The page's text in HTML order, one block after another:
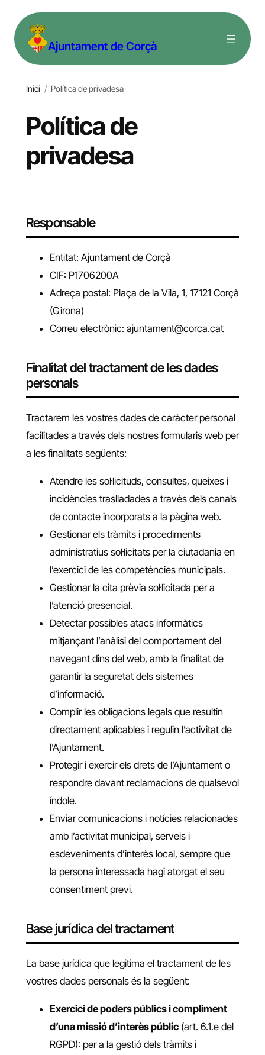
contingut Ajuntament de Corçà
Inici / Política de privadesa
Política de
privadesa
Responsable
Entitat: Ajuntament de Corçà
CIF: P1706200A
Adreça postal: Plaça de la Vila, 1, 17121 Corçà
(Girona)
Correu electrònic: ajuntament@corca.cat
Finalitat del tractament de les dades
personals
Tractarem les vostres dades de caràcter personal
facilitades a través dels nostres formularis web per
a les finalitats següents:
Atendre les sol·licituds, consultes, queixes i
incidències traslladades a través dels canals
de contacte incorporats a la pàgina web.
Gestionar els tràmits i procediments
administratius sol·licitats per la ciutadania en
l’exercici de les competències municipals.
Gestionar la cita prèvia sol·licitada per a
l’atenció presencial.
Detectar possibles atacs informàtics
mitjançant l’anàlisi del comportament del
navegant dins del web, amb la finalitat de
garantir la seguretat dels sistemes
d’informació.
Complir les obligacions legals que resultin
directament aplicables i regulin l’activitat de
l’Ajuntament.
Protegir i exercir els drets de l’Ajuntament o
respondre davant reclamacions de qualsevol
índole.
Enviar comunicacions i notícies relacionades
amb l’activitat municipal, serveis i
esdeveniments d’interès local, sempre que
la persona interessada hagi atorgat el seu
consentiment previ.
Base jurídica del tractament
La base jurídica que legitima el tractament de les
vostres dades personals és la següent:
Exercici de poders públics i compliment
d’una missió d’interès públic(art. 6.1.e del
RGPD): per a la gestió dels tràmits i